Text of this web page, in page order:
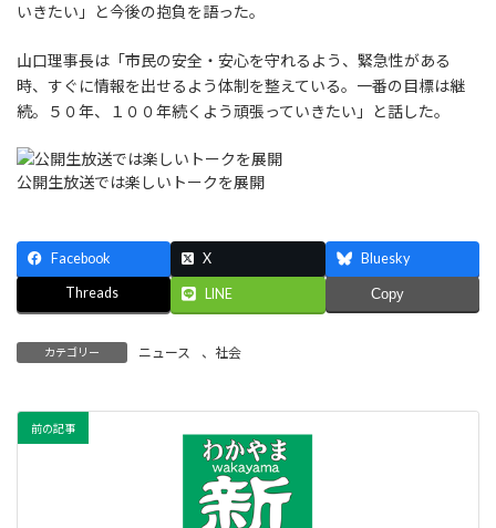
いきたい」と今後の抱負を語った。
山口理事長は「市民の安全・安心を守れるよう、緊急性がある
時、すぐに情報を出せるよう体制を整えている。一番の目標は継
続。５０年、１００年続くよう頑張っていきたい」と話した。
公開生放送では楽しいトークを展開
Facebook X Bluesky
Threads LINE Copy
カテゴリー ニュース 、 社会
前の記事